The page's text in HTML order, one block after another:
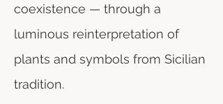
coexistence — through a
luminous reinterpretation of
plants and symbols from Sicilian
tradition.